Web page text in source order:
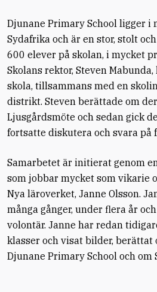
Djunane Primary School ligger i
Sydafrika och är en stor, stolt
600 elever på skolan, i mycket
Skolans rektor, Steven
skola, tillsammans med en
distrikt. Steven berättade om
Ljusgårdsmöte och sedan gick
fortsatte diskutera och svara på
Samarbetet är initierat genom
som jobbar mycket som vikarie
Nya läroverket, Janne Olsson.
många gånger, under flera år
volontär. Janne har redan
klasser och visat bilder, berättat
Djunane Primary School och om